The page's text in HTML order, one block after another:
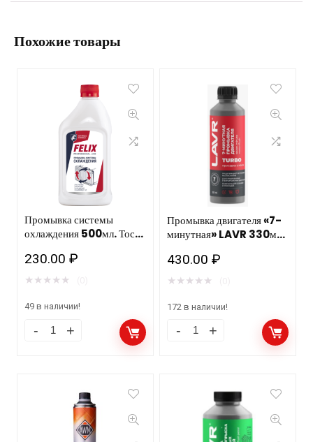
Похожие товары
Промывка системы
охлаждения 500мл. Тосол
230.00₽
★ ★ ★ ★ ★
49 в наличии!
Промывка двигателя «7-
минутная» LAVR 330мл
430.00₽
★ ★ ★ ★ ★
172 в наличии!